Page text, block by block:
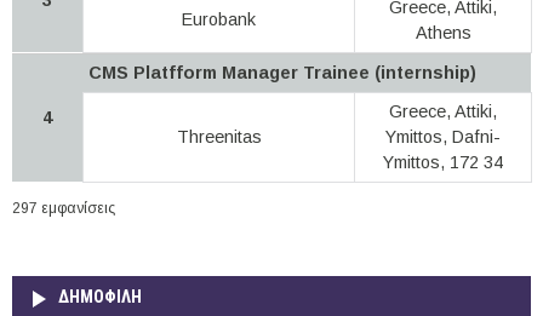
Eurobank
Greece, Attiki,
Athens
4
CMS Platfform Manager Trainee (internship)
Threenitas
Greece, Attiki,
Ymittos, Dafni-
Ymittos, 172 34
297 εμφανίσεις
ΔΗΜΟΦΙΛΗ